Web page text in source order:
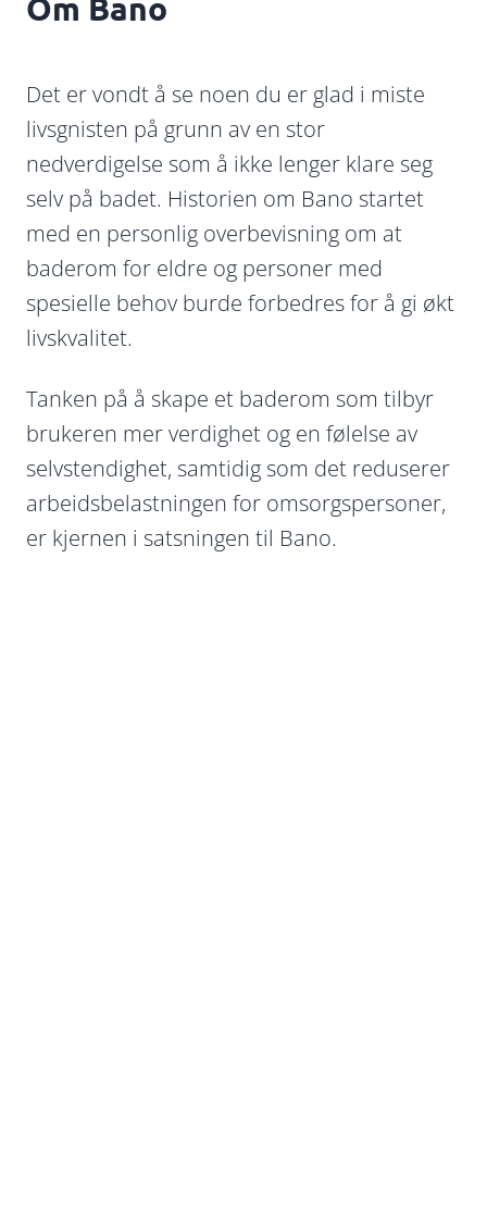
Det er vondt å se noen du er glad i miste
livsgnisten på grunn av en stor
nedverdigelse som å ikke lenger klare seg
selv på badet. Historien om Bano startet
med en personlig overbevisning om at
baderom for eldre og personer med
spesielle behov burde forbedres for å gi økt
livskvalitet.
Tanken på å skape et baderom som tilbyr
brukeren mer verdighet og en følelse av
selvstendighet, samtidig som det reduserer
arbeidsbelastningen for omsorgspersoner,
er kjernen i satsningen til Bano.